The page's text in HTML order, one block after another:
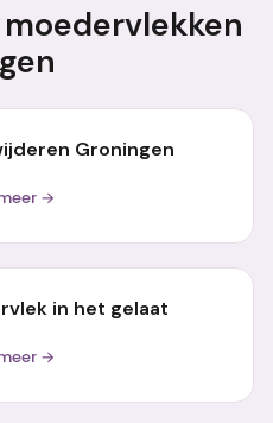
Groningen
→
in het gelaat
→